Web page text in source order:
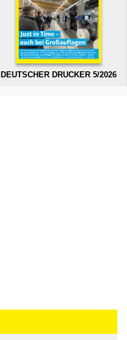
DEUTSCHER DRUCKER 5/2026